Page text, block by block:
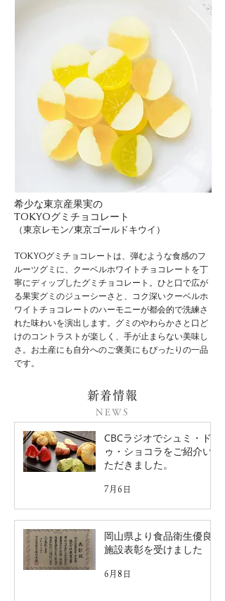
希少な東京産果実の
TOKYOグミチョコレート
（東京レモン/東京ゴールドキウイ）
​TOKYOグミチョコレートは、弾むような食感のフ
ルーツグミに、クーベルホワイトチョコレートを丁
寧にディップしたグミチョコレート。ひと口で広が
る果実グミのジューシーさと、コク深いクーベルホ
ワイトチョコレートのハーモニーが都会的で洗練さ
れた味わいを演出します。グミのやわらかさと口ど
けのコントラストが楽しく、手が止まらない美味し
さ。お土産にも自分へのご褒美にもぴったりの一品
です。
新着情報
NEWS
CBCラジオでシュミ・ド
ゥ・ショコラをご紹介い
ただきました。
7月6日
岡山県より食品衛生優良
施設表彰を受けました
6月8日